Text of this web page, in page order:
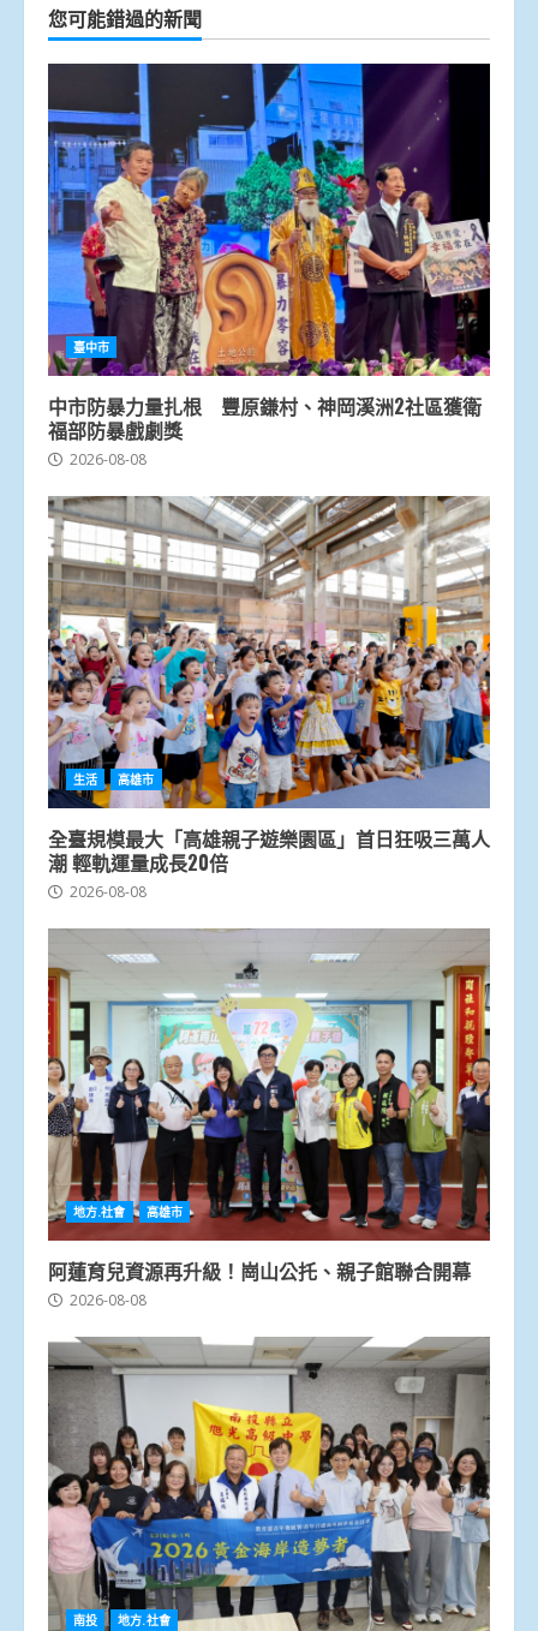
您可能錯過的新聞
臺中市
中市防暴力量扎根 豐原鎌村、神岡溪洲2社區獲衛
福部防暴戲劇獎
2026-08-08
生活 高雄市
全臺規模最大「高雄親子遊樂園區」首日狂吸三萬人
潮 輕軌運量成長20倍
2026-08-08
地方.社會 高雄市
阿蓮育兒資源再升級！崗山公托、親子館聯合開幕
2026-08-08
南投 地方.社會